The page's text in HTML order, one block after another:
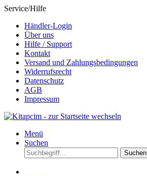
Service/Hilfe
Händler-Login
Über uns
Hilfe / Support
Kontakt
Versand und Zahlungsbedingungen
Widerrufsrecht
Datenschutz
AGB
Impressum
Menü
Suchen
Suchen